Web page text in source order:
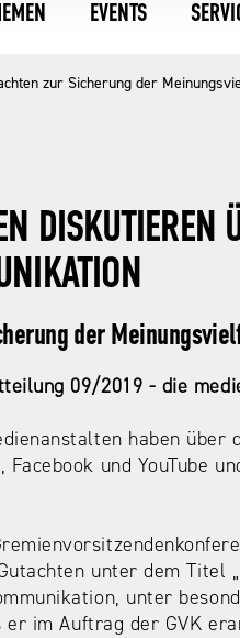
EVENTS
zur Sicherung der
DISKUTIEREN
der
09/2019 - die
haben über
und YouTube
unter dem Titel
unter
er im Auftrag der GVK